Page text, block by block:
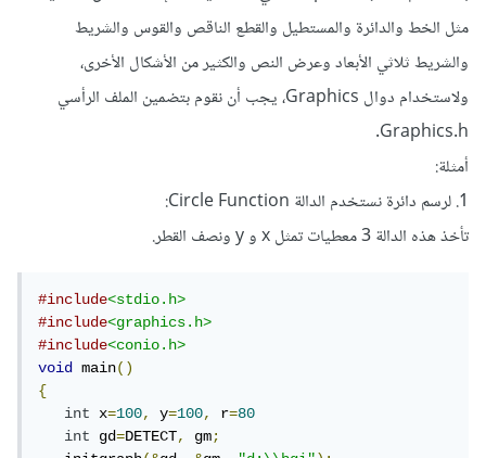
مثل الخط والدائرة والمستطيل والقطع الناقص والقوس والشريط
والشريط ثلاثي الأبعاد وعرض النص والكثير من الأشكال الأخرى،
ولاستخدام دوال Graphics، يجب أن نقوم بتضمين الملف الرأسي
Graphics.h.
أمثلة:
1. لرسم دائرة نستخدم الدالة Circle Function:
تأخذ هذه الدالة 3 معطيات تمثل x و y ونصف القطر.
#include<stdio.h>
#include<graphics.h>
#include<conio.h>
void main()
{
int
x=100, y=100, r=80
int
gd=DETECT, gm;